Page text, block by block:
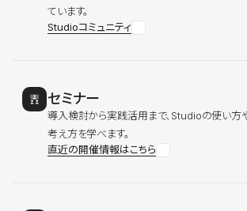
ています。
Studioコミュニティ
セミナー
導入検討から実践活用まで、Studioの使い方
考え方を学べます。
直近の開催情報はこちら